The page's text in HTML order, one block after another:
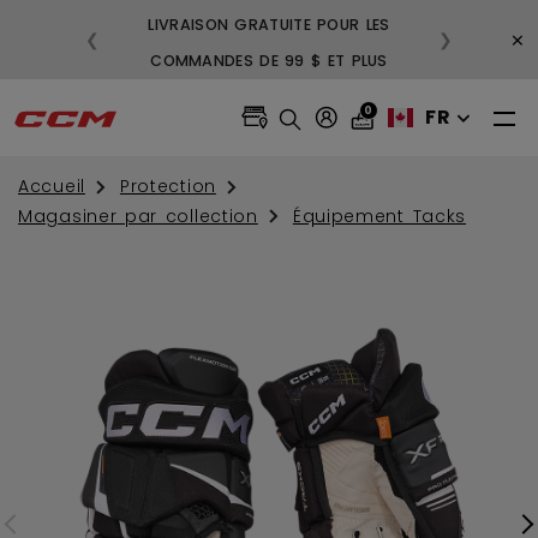
LIVRAISON GRATUITE POUR LES
COMMANDES DE 99 $ ET PLUS
❮ ❯ ×
0 FR
Accueil
Protection
Magasiner par collection
Équipement Tacks